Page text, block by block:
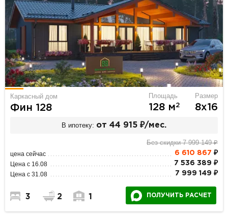
Каркасный дом
Фин 128
Площадь
128 м2
Размер
8х16
В ипотеку: от 44 915 ₽/мес.
Без скидки 7 999 149 ₽
цена сейчас 6 610 867 ₽
Цена с 16.08 7 536 389 ₽
Цена с 31.08 7 999 149 ₽
3 2 1 ПОЛУЧИТЬ РАСЧЕТ